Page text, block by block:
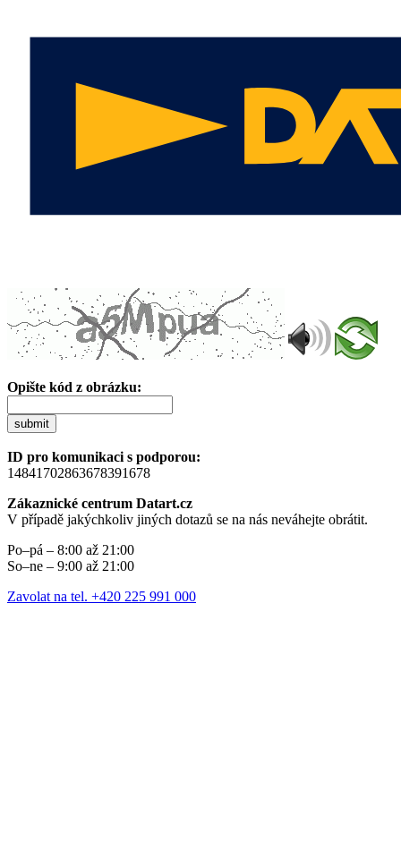
Opište kód z obrázku:
submit
ID pro komunikaci s podporou:
14841702863678391678
Zákaznické centrum Datart.cz
V případě jakýchkoliv jiných dotazů se na nás neváhejte obrátit.
Po–pá – 8:00 až 21:00
So–ne – 9:00 až 21:00
Zavolat na tel. +420 225 991 000